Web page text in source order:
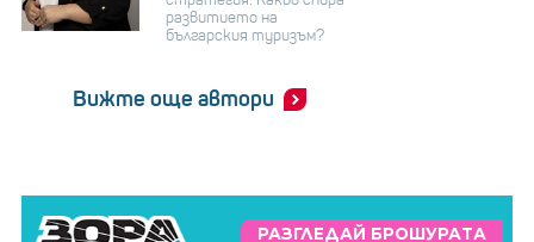
развитието на
българския туризъм?
Вижте още автори
РАЗГЛЕДАЙ БРОШУРАТА